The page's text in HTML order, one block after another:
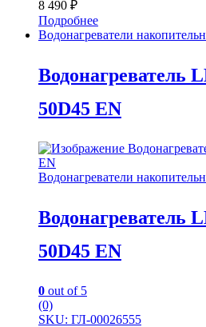
8 490 ₽
Подробнее
Водонагреватели
Водонагреватель
50D45 EN
Водонагреватели
Водонагреватель
50D45 EN
0 out of 5
(0)
SKU: ГЛ-00026555